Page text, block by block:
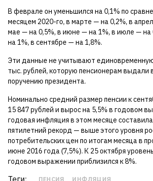
В феврале он уменьшился на 0,1% по
месяцем 2020-го, в марте — на 0,2%, в
мае — на 0,5%, в июне — на 1%, в июле — на
на 1%, в сентябре — на 1,8%.
Эти данные не учитывают
тыс. рублей, которую пенсионерам выдали
поручению президента.
Номинально средний размер пенсии к
15 847 рублей и вырос на 5,5% в годовом
годовая инфляция в этом месяце
пятилетний рекорд — выше этого уровня
потребительских цен по итогам месяца в
июне 2016 года (7,5%). К 25 октября
годовом выражении приблизился к 8%.
Теги: ПЕНСИЯ ИНФЛЯЦИЯ